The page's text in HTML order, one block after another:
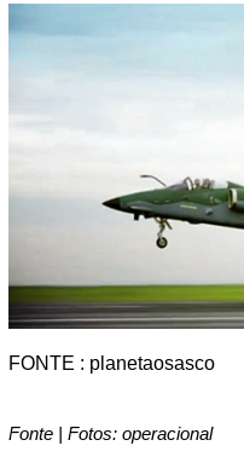
FONTE : planetaosasco
Fonte | Fotos: operacional